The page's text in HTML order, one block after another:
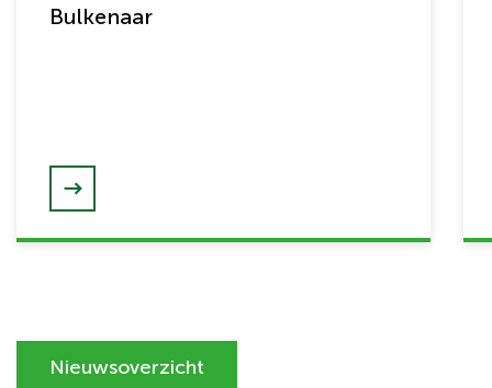
Bulkenaar
Nieuwsoverzicht